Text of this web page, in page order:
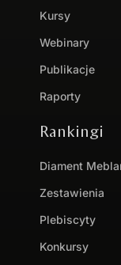
Kursy
Webinary
Publikacje
Raporty
Rankingi
Diament
Zestawienia
Plebiscyty
Konkursy